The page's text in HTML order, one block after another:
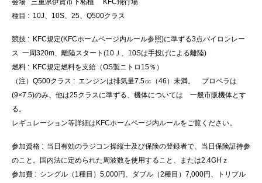
会場 三重県伊賀市下柘植 KFC飛行場
種目 : 10J、10S、25、Q500クラス
競技 : KFC規定(KFCホームページ内ルール参照)に準ずる3点パイロンレー
ス 一周320m、離陸スタート(10Ｊ、10Sは手投げによる離陸)
燃料 : KFC規定燃料を支給（OS製ニトロ15％）
（注）Q500クラス : エンジンは排気量7.5㏄（46）未満。 プロペラは
(9×7.5)のみ、他は25クラスに準ずる、機体については 一般市販機体とす
る。
レギュレーション等詳細はKFCホームページ内ルールをご覧ください。
参加資格 : 当日有効のラジコン操縦士及び保険の登録者で、当日保険証持参
のこと。国内法に定められた周波数を使用すること、または2.4GHｚ
参加費 : シングル（1種目）5,000円、ダブル（2種目）7,000円、トリプル